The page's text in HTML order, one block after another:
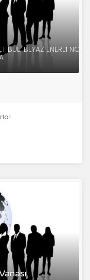
BUL. BEYAZ ENERJI NO: